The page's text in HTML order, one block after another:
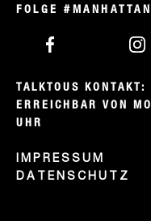
FOLGE #MANHATTAN
TALKTOUS
ERREICHBAR VON
UHR
IMPRESSUM
DATENSCHUTZ